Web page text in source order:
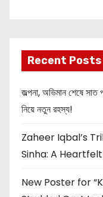
Recent Posts
জল্পনা, অভিমান শেষে সাত
নিয়ে নতুন রহস্য!
Zaheer Iqbal’s
Sinha: A
New Poster for